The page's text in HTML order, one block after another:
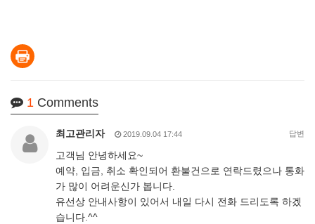
1 Comments
최고관리자 2019.09.04 17:44 답변
고객님 안녕하세요~
예약, 입금, 취소 확인되어 환불건으로 연락드렸으나 통화
가 많이 어려운신가 봅니다.
유선상 안내사항이 있어서 내일 다시 전화 드리도록 하겠
습니다.^^